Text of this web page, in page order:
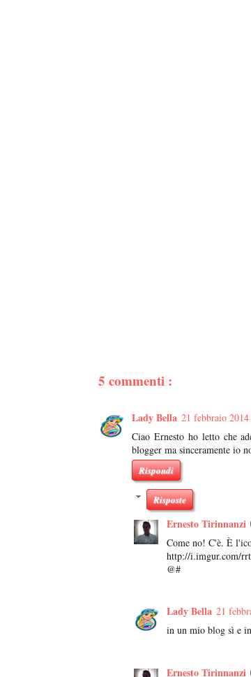
5 commenti :
Lady Bella 21 febbraio
Ciao Ernesto ho letto che
blogger ma sinceramente io
Rispondi
Risposte
Ernesto Tirinnanzi
Come no! C'è. È
http://i.imgur.com/
@#
Lady Bella 21
in un mio blog sì e
Ernesto Tirinnanzi